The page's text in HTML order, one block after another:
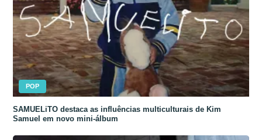
POP
SAMUELiTO destaca as influências multiculturais de Kim
Samuel em novo mini-álbum